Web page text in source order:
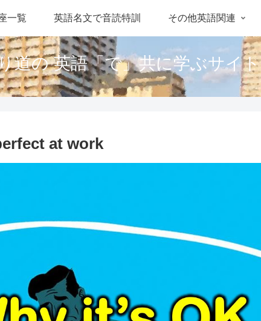
道の 英語「で」共に学ぶサイト
一覧 英語名文で音読特訓 その他英語関連
at work